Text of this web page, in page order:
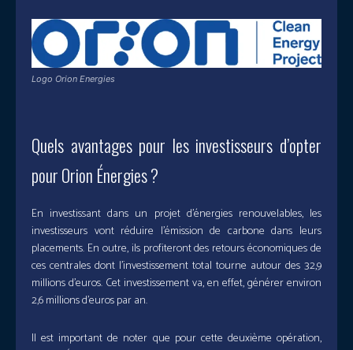
Logo Orion Energies
Quels avantages pour les investisseurs d’opter
pour Orion Énergies ?
En investissant dans un projet d’énergies renouvelables, les
investisseurs vont réduire l’émission de carbone dans leurs
placements. En outre, ils profiteront des retours économiques de
ces centrales dont l’investissement total tourne autour des 32,9
millions d’euros. Cet investissement va, en effet, générer environ
2,6 millions d’euros par an.
Il est important de noter que pour cette deuxième opération,